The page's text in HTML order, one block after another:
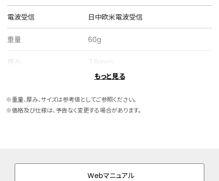
電波受信 日中欧米電波受信
重量 60g
厚み 7.6mm
ケース素材 ステンレス
バンド素材・タイプ
ステンレス
三ツ折れプッシュタイプ
もっと見る
※重量、厚み、サイズは参考値としてご参照ください。
※価格及び仕様は、予告なく変更する場合があります。
Webマニュアル